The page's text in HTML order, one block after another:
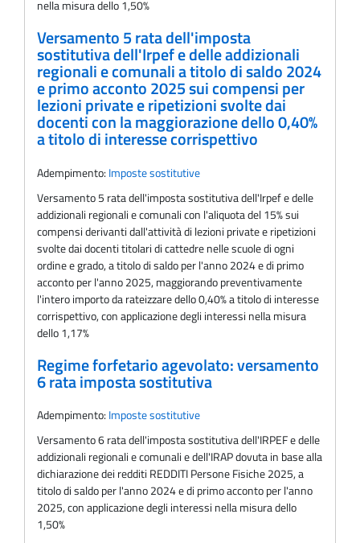
nella misura dello 1,50%
Versamento 5 rata dell'imposta
sostitutiva dell'Irpef e delle addizionali
regionali e comunali a titolo di saldo 2024
e primo acconto 2025 sui compensi per
lezioni private e ripetizioni svolte dai
docenti con la maggiorazione dello 0,40%
a titolo di interesse corrispettivo
Adempimento: Imposte sostitutive
Versamento 5 rata dell'imposta sostitutiva dell'Irpef e delle
addizionali regionali e comunali con l'aliquota del 15% sui
compensi derivanti dall'attività di lezioni private e ripetizioni
svolte dai docenti titolari di cattedre nelle scuole di ogni
ordine e grado, a titolo di saldo per l'anno 2024 e di primo
acconto per l'anno 2025, maggiorando preventivamente
l'intero importo da rateizzare dello 0,40% a titolo di interesse
corrispettivo, con applicazione degli interessi nella misura
dello 1,17%
Regime forfetario agevolato: versamento
6 rata imposta sostitutiva
Adempimento: Imposte sostitutive
Versamento 6 rata dell'imposta sostitutiva dell'IRPEF e delle
addizionali regionali e comunali e dell'IRAP dovuta in base alla
dichiarazione dei redditi REDDITI Persone Fisiche 2025, a
titolo di saldo per l'anno 2024 e di primo acconto per l'anno
2025, con applicazione degli interessi nella misura dello
1,50%